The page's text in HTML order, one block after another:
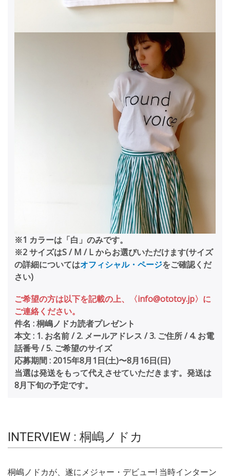
※1 カラーは「白」のみです。
※2 サイズはS / M / L からお選びいただけます(サイズ
の詳細についてはオフィシャル・ページをご確認くだ
さい)
ご希望の方は以下を記載の上、〈info@ototoy.jp〉に
ご連絡ください。
件名 : 桐嶋ノドカ読者プレゼント
本文 : 1. お名前 / 2. メールアドレス / 3. ご住所 / 4. お電
話番号 / 5. ご希望のサイズ
応募期間 : 2015年8月1日(土)〜8月16日(日)
当選は発送をもって代えさせていただきます。発送は
8月下旬の予定です。
INTERVIEW : 桐嶋ノドカ
桐嶋ノドカが、遂にメジャー・デビュー! 当時インターン